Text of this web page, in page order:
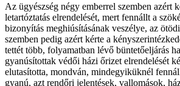
Az ügyészség négy emberrel szemben azért
letartóztatás elrendelését, mert fennállt a
bizonyítás meghiúsításának veszélye, az
szemben pedig azért kérte a
tettét több, folyamatban lévő büntetőeljárás
gyanúsítottak védői házi őrizet elrendelését
elutasította, mondván, mindegyiküknél
gyanú, azt rendőri jelentések, vallomások,